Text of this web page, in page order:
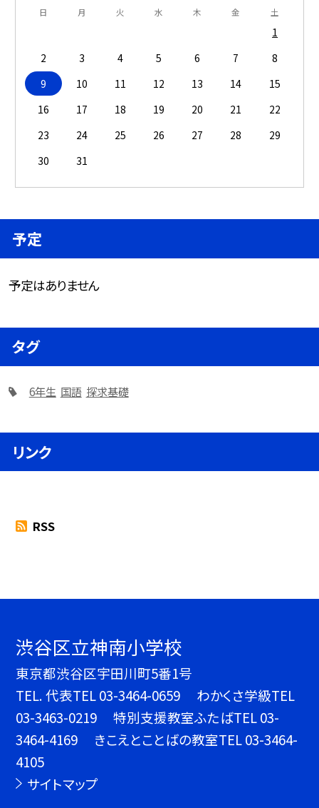
日 月 火 水 木 金 土
1
2
3 4 5 6 7
8
9
10 11 12 13 14
15
16
17 18 19 20 21
22
23
24 25 26 27 28
29
30
31
予定
予定はありません
タグ
6年生 国語 探求基礎
リンク
RSS
渋谷区立神南小学校
東京都渋谷区宇田川町5番1号
TEL.代表TEL 03-3464-0659 わかくさ学級TEL
03-3463-0219 特別支援教室ふたばTEL 03-
3464-4169 きこえとことばの教室TEL 03-3464-
4105
サイトマップ